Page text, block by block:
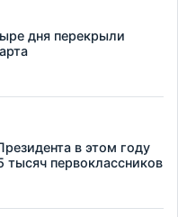
дня перекрыли
в этом году
тысяч первоклассников